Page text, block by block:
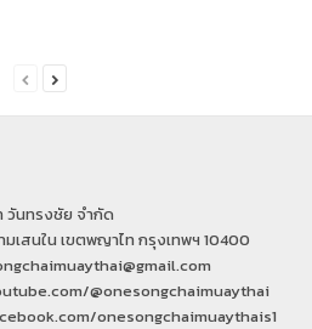
วันทรงชัย จำกัด
เสนใน เขตพญาไท กรุงเทพฯ 10400
@onesongchaimuaythai
onesongchaimuaythais1